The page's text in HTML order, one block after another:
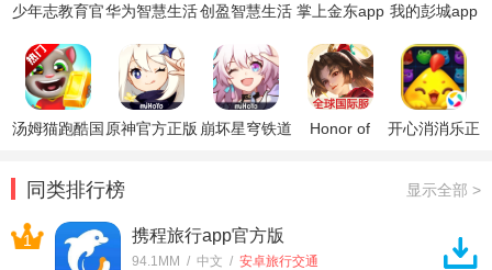
少年志教育官华为智慧生活创盈智慧生活 掌上金东app 我的彭城app
汤姆猫跑酷国 原神官方正版 崩坏星穹铁道
Honor of
开心消消乐正
同类排行榜 显示全部 >
1 携程旅行app官方版
94.1MM / 中文 / 安卓旅行交通